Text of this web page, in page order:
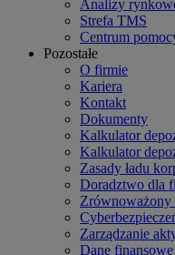
Analizy
Strefa TMS
Centrum
Pozostałe
O firmie
Kariera
Kontakt
Dokumenty
Kalkulator
Kalkulator
Zasady ładu
Doradztwo dla
Zrównoważony
Zarządzanie
Dane finansowe